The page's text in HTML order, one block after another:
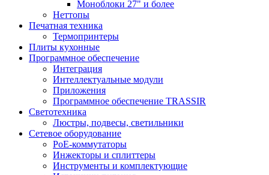
Моноблоки 27" и более
Неттопы
Печатная техника
Термопринтеры
Плиты кухонные
Программное обеспечение
Интеграция
Интеллектуальные модули
Приложения
Программное обеспечение TRASSIR
Светотехника
Люстры, подвесы, светильники
Сетевое оборудование
PoE-коммутаторы
Инжекторы и сплиттеры
Инструменты и комплектующие